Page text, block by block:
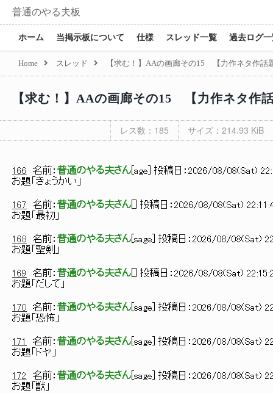
普通のやる夫板
ホーム 当掲示板について 仕様 スレッド一覧 過去ログ
Home スレッド 【求む！】AAの画廊その15 【力作ネタ作話
【求む！】AAの画廊その15 【力作ネタ作
レス数：185 サイズ：214.93 KiB
166 名前： 普通のやる夫さん age ] 投稿日： 2026/08/08(Sat)
お題「きょうかい」
167 名前： 普通のやる夫さん ] 投稿日： 2026/08/08(Sat)
お題「最初」
168 名前： 普通のやる夫さん sage ] 投稿日： 2026/08/08(Sat)
お題「聖剣」
169 名前： 普通のやる夫さん ] 投稿日： 2026/08/08(Sat)
お題「だして」
170 名前： 普通のやる夫さん sage ] 投稿日： 2026/08/08(Sat)
お題「恐怖」
171 名前： 普通のやる夫さん sage ] 投稿日： 2026/08/08(Sat)
お題「ドヤ」
172 名前： 普通のやる夫さん sage ] 投稿日： 2026/08/08(Sat)
お題「獣」